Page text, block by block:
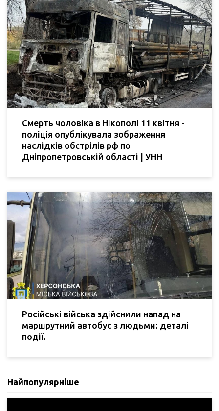
Смерть чоловіка в Нікополі 11 квітня -
поліція опублікувала зображення
наслідків обстрілів рф по
Дніпропетровській області | УНН
Російські війська здійснили напад на
маршрутний автобус з людьми: деталі
події.
Найпопулярніше